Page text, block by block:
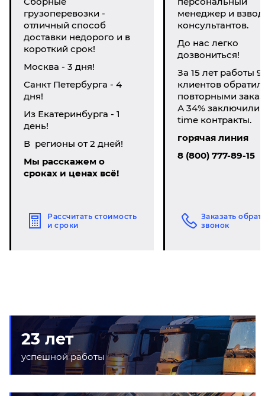
грузоперевозки -
отличный способ
доставки недорого и в
короткий срок!
Москва - 3 дня!
Санкт Петербурга - 4
дня!
Из Екатеринбурга - 1
день!
В регионы от 2 дней!
Мы расскажем о
сроках и ценах всё!
Рассчитать стоимость
и сроки
менеджер и взвод
консультантов.
До нас легко
дозвониться!
За 15 лет работы
клиентов
повторными
А 34% заключили
time контракты.
горячая линия
8 (800) 777-89-15
Заказать
звонок
23 лет
успешной работы